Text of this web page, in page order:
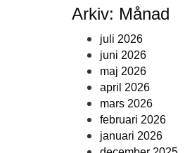
Arkiv: Månad
juli 2026
juni 2026
maj 2026
april 2026
mars 2026
februari 2026
januari 2026